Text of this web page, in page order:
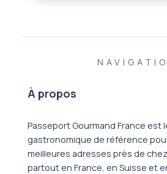
À propos
Passeport Gourmand France est
gastronomique de référence
meilleures adresses près de
partout en France, en Suisse et